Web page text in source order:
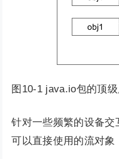
图10-1 java.io包的顶
针对一些频繁的设备
可以直接使用的流对象